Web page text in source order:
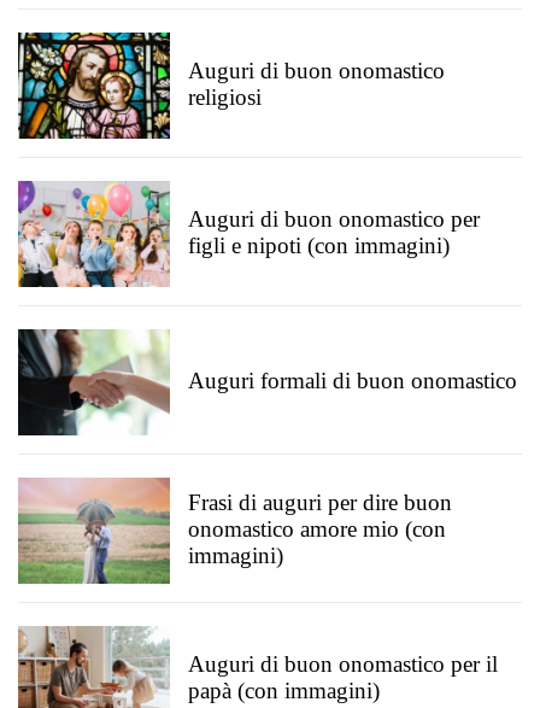
Auguri di buon onomastico
religiosi
Auguri di buon onomastico per
figli e nipoti (con immagini)
Auguri formali di buon onomastico
Frasi di auguri per dire buon
onomastico amore mio (con
immagini)
Auguri di buon onomastico per il
papà (con immagini)